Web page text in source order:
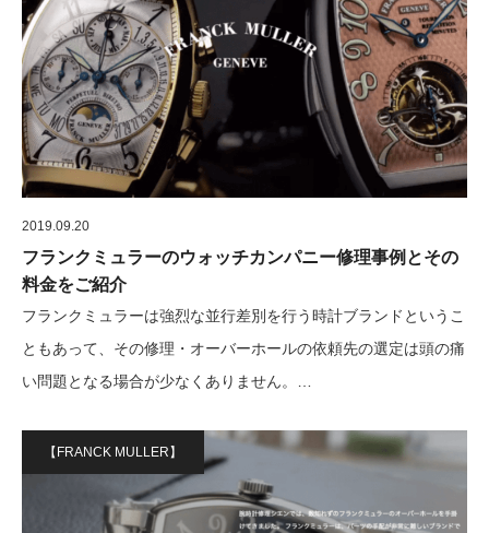
2019.09.20
フランクミュラーのウォッチカンパニー修理事例とその
料金をご紹介
フランクミュラーは強烈な並行差別を行う時計ブランドというこ
ともあって、その修理・オーバーホールの依頼先の選定は頭の痛
い問題となる場合が少なくありません。…
【FRANCK MULLER】